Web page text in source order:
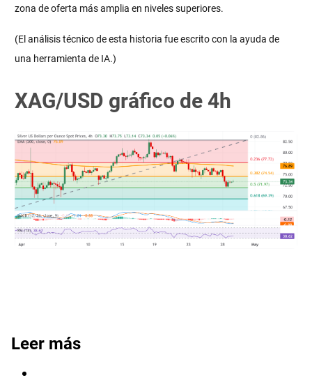
zona de oferta más amplia en niveles superiores.
(El análisis técnico de esta historia fue escrito con la ayuda de
una herramienta de IA.)
XAG/USD gráfico de 4h
Leer más